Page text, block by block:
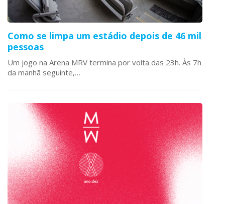
Como se limpa um estádio depois de 46 mil
pessoas
Um jogo na Arena MRV termina por volta das 23h. Às 7h
da manhã seguinte,…